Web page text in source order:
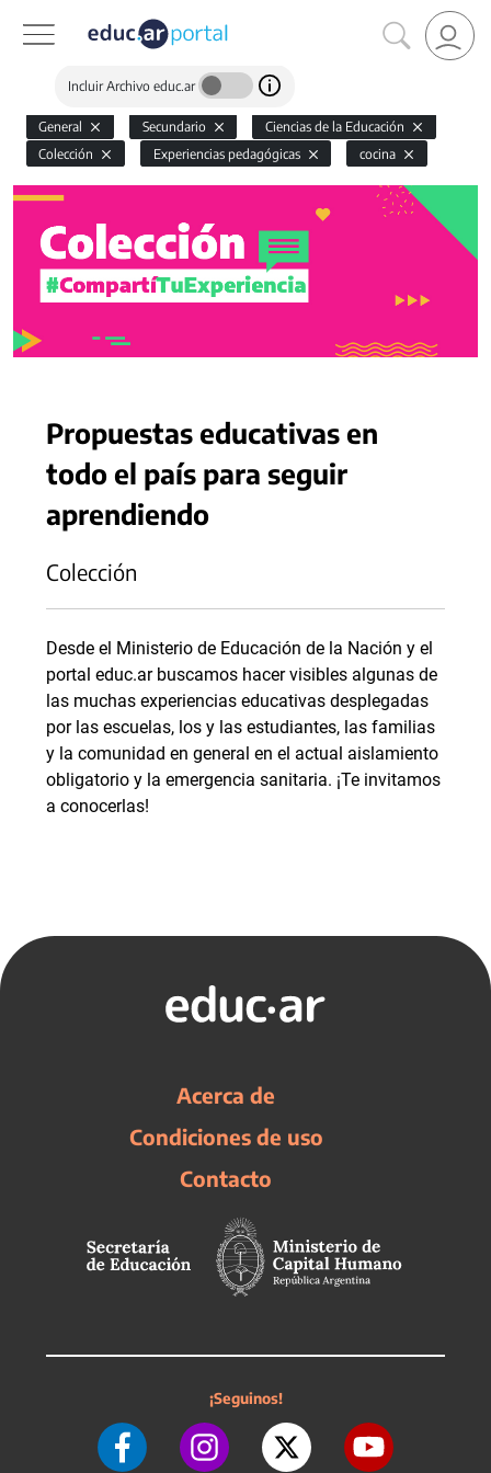
Incluir Archivo educ.ar
General Secundario
Ciencias de la Educación
Colección
Experiencias pedagógicas cocina
Propuestas educativas en
todo el país para seguir
aprendiendo
Colección
Desde el Ministerio de Educación de la Nación y el
portal educ.ar buscamos hacer visibles algunas de
las muchas experiencias educativas desplegadas
por las escuelas, los y las estudiantes, las familias
y la comunidad en general en el actual aislamiento
obligatorio y la emergencia sanitaria. ¡Te invitamos
a conocerlas!
Acerca de
Condiciones de uso
Contacto
¡Seguinos!